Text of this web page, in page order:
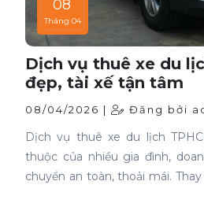
08
Tháng 04
Dịch vụ thuê xe du
đẹp, tài xế tận tâm
08/04/2026 | Đăng bởi
Dịch vụ thuê xe du lịch
thuộc của nhiều gia đình,
chuyển an toàn, thoải mái.